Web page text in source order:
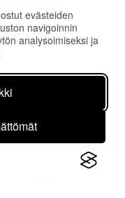
evästeiden
navigoinnin
analysoimiseksi ja